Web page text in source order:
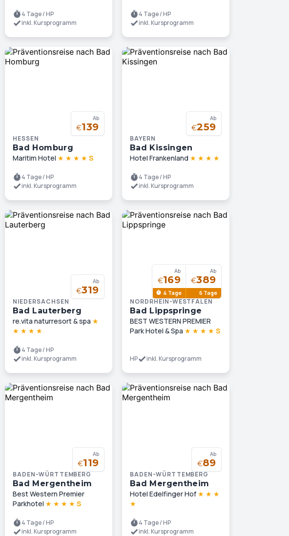
4 Tage / HP
inkl. Kursprogramm
4 Tage / HP
inkl. Kursprogramm
Ab
€139
HESSEN
Bad Homburg
Maritim Hotel ★ ★ ★ ★ S
4 Tage / HP
inkl. Kursprogramm
Ab
€259
BAYERN
Bad Kissingen
Hotel Frankenland ★ ★ ★ ★
4 Tage / HP
inkl. Kursprogramm
Ab
€319
NIEDERSACHSEN
Bad Lauterberg
re.vita naturresort & spa ★
★ ★ ★ ★
4 Tage / HP
inkl. Kursprogramm
Ab
€169
4 Tage
Ab
€389
6 Tage
NORDRHEIN-WESTFALEN
Bad Lippspringe
BEST WESTERN PREMIER
Park Hotel & Spa ★ ★ ★ ★ S
HP inkl. Kursprogramm
Ab
€119
BADEN-WÜRTTEMBERG
Bad Mergentheim
Best Western Premier
Parkhotel ★ ★ ★ ★ S
4 Tage / HP
inkl. Kursprogramm
Ab
€89
BADEN-WÜRTTEMBERG
Bad Mergentheim
Hotel Edelfinger Hof ★ ★ ★
★
4 Tage / HP
inkl. Kursprogramm